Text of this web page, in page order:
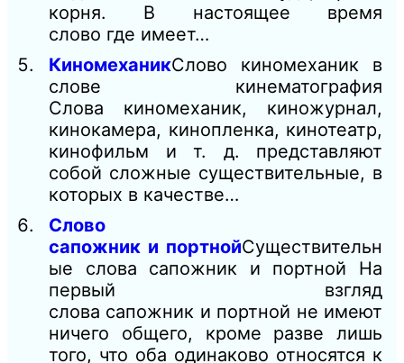
корня. В настоящее время
слово где имеет…
КиномеханикСлово киномеханик в
слове кинематография
Слова киномеханик, киножурнал,
кинокамера, кинопленка, кинотеатр,
кинофильм и т. д. представляют
собой сложные существительные, в
которых в качестве…
Слово
сапожник и портнойСуществительн
ые слова сапожник и портной На
первый взгляд
слова сапожник и портной не имеют
ничего общего, кроме разве лишь
того, что оба одинаково относятся к